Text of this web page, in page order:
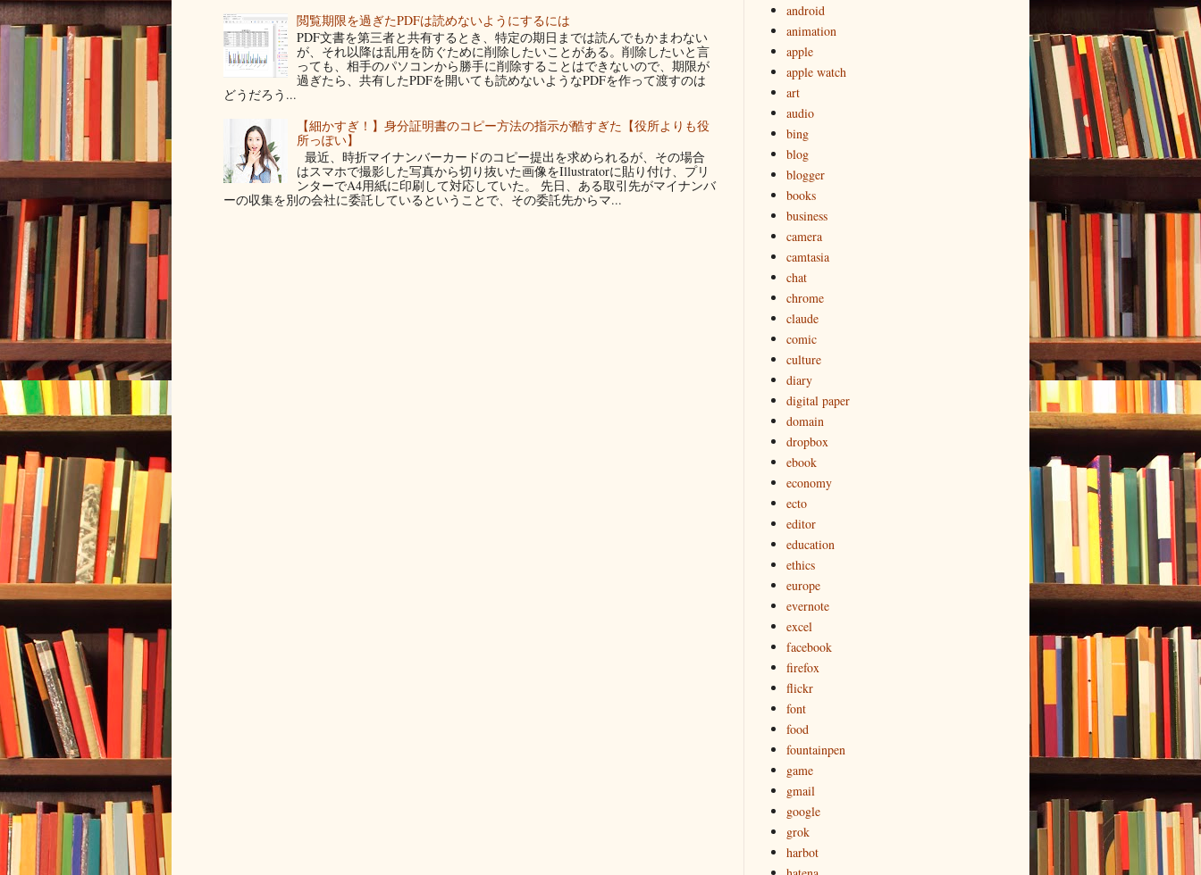
閲覧期限を過ぎたPDFは読めないようにするには
PDF文書を第三者と共有するとき、特定の期日までは読んでもかまわない
が、それ以降は乱用を防ぐために削除したいことがある。削除したいと言
っても、相手のパソコンから勝手に削除することはできないので、期限が
過ぎたら、共有したPDFを開いても読めないようなPDFを作って渡すのは
どうだろう...
【細かすぎ！】身分証明書のコピー方法の指示が酷すぎた【役所よりも役
所っぽい】
最近、時折マイナンバーカードのコピー提出を求められるが、その場合
はスマホで撮影した写真から切り抜いた画像をIllustratorに貼り付け、プリ
ンターでA4用紙に印刷して対応していた。 先日、ある取引先がマイナンバ
ーの収集を別の会社に委託しているということで、その委託先からマ...
android
animation
apple
apple watch
art
audio
bing
blog
blogger
books
business
camera
camtasia
chat
chrome
claude
comic
culture
diary
digital paper
domain
dropbox
ebook
economy
ecto
editor
education
ethics
europe
evernote
excel
facebook
firefox
flickr
font
food
fountainpen
game
gmail
google
grok
harbot